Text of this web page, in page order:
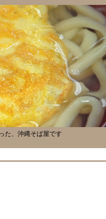
た、沖縄そば屋です